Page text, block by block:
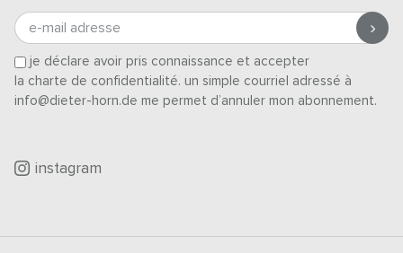
e-mail adresse
je déclare avoir pris connaissance et accepter
la charte de confidentialité. un simple courriel adressé à
info@dieter-horn.de me permet d’annuler mon abonnement.
instagram